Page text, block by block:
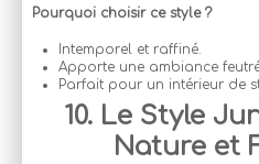
Pourquoi choisir ce style ?
Intemporel et raffiné.
Apporte une ambiance
Parfait pour un intérieur de
10. Le Style
Nature et